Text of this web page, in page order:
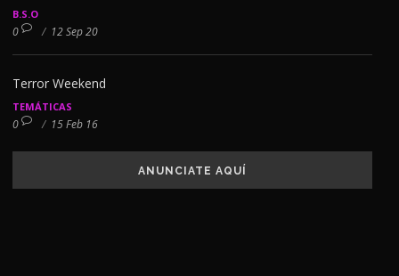
B.S.O
0 / 12 Sep 20
Terror Weekend
TEMÁTICAS
0 / 15 Feb 16
ANUNCIATE AQUÍ